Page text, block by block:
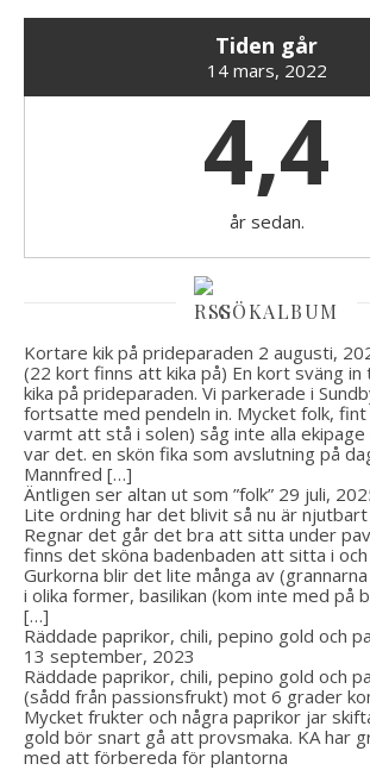
Tiden går
14 mars, 2022
4,4
år sedan.
GÖKALBUM
Kortare kik på prideparaden 2 augusti,
(22 kort finns att kika på) En kort sväng
kika på prideparaden. Vi parkerade i
fortsatte med pendeln in. Mycket folk,
varmt att stå i solen) såg inte alla
var det. en skön fika som avslutning på
Mannfred […]
Äntligen ser altan ut som ”folk” 29 juli,
Lite ordning har det blivit så nu är
Regnar det går det bra att sitta under
finns det sköna badenbaden att sitta i
Gurkorna blir det lite många av
i olika former, basilikan (kom inte med på
[…]
Räddade paprikor, chili, pepino gold och
13 september, 2023
Räddade paprikor, chili, pepino gold och
(sådd från passionsfrukt) mot 6 grader
Mycket frukter och några paprikor jar
gold bör snart gå att provsmaka. KA har
med att förbereda för plantorna